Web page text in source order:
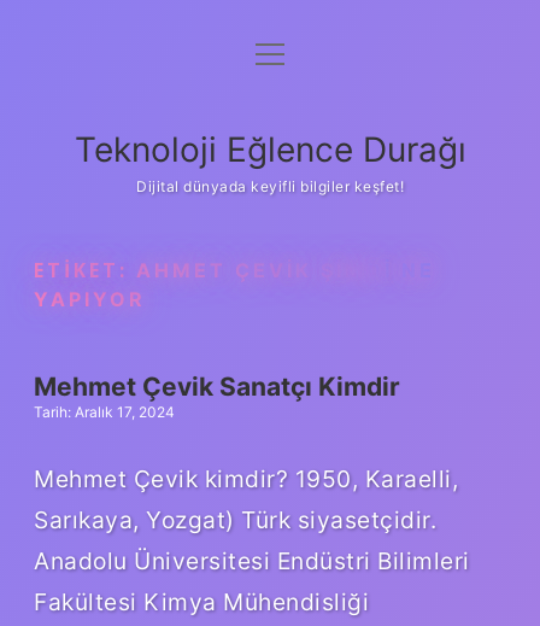
Anasayfa
Yasal Uyarı
menüyü
Teknoloji Eğlence Durağı
Dijital dünyada keyifli bilgiler keşfet!
ETIKET: AHMET ÇEVIK ŞIMDI NE
YAPIYOR
Mehmet Çevik Sanatçı Kimdir
Tarih: Aralık 17, 2024
Mehmet Çevik kimdir? 1950, Karaelli,
Sarıkaya, Yozgat) Türk siyasetçidir.
Anadolu Üniversitesi Endüstri Bilimleri
Fakültesi Kimya Mühendisliği